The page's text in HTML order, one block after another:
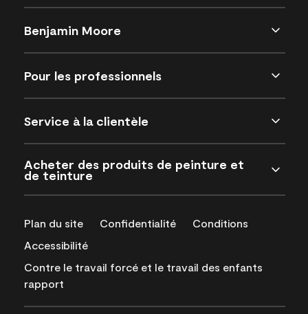
Benjamin Moore
Pour les professionnels
Service à la clientèle
Acheter des produits de peinture et
de teinture
Plan du site Confidentialité
Conditions
Accessibilité
Contre le travail forcé et le travail des enfants
rapport